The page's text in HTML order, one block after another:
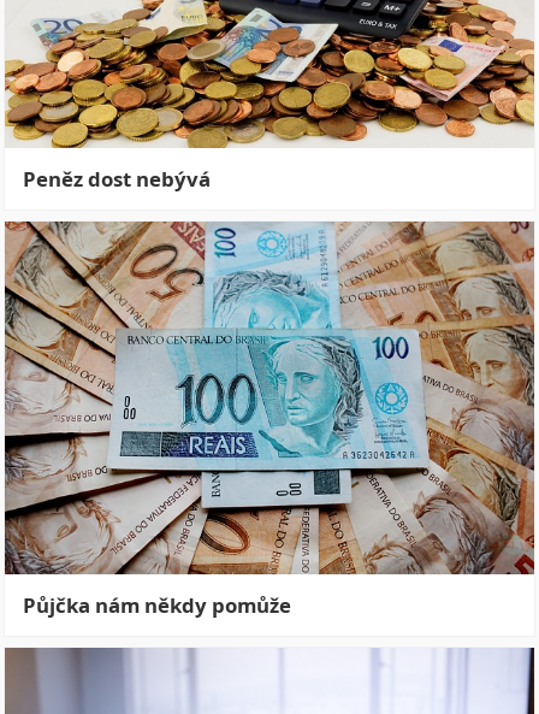
Peněz dost nebývá
Půjčka nám někdy pomůže